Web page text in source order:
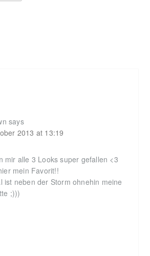
says
2013 at 13:19
mir alle 3 Looks super gefallen <3
mein Favorit!!
ist neben der Storm ohnehin meine
;)))